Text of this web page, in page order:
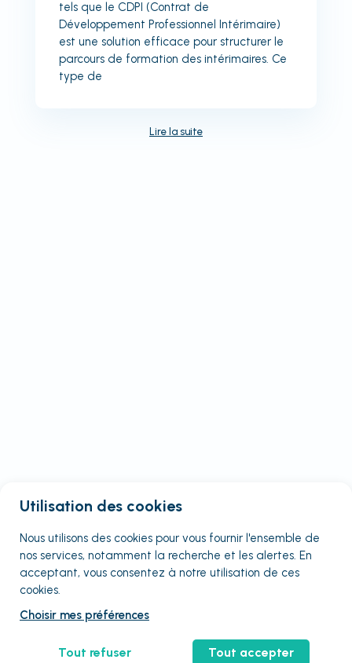
tels que le CDPI (Contrat de
Développement Professionnel Intérimaire)
est une solution efficace pour structurer le
parcours de formation des intérimaires. Ce
type de
Lire la suite
Utilisation des cookies
Nous utilisons des cookies pour vous fournir l'ensemble de
nos services, notamment la recherche et les alertes. En
acceptant, vous consentez à notre utilisation de ces
cookies.
Choisir mes préférences
Tout refuser Tout accepter